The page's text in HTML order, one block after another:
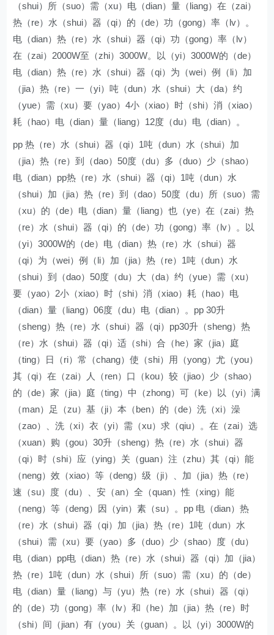
（shui）所（suo）需（xu）电（dian）量（liang）在（zai）
热（re）水（shui）器（qi）的（de）功（gong）率（lv）。
电（dian）热（re）水（shui）器（qi）功（gong）率（lv）
在（zai）2000W至（zhi）3000W。以（yi）3000W的（de）
电（dian）热（re）水（shui）器（qi）为（wei）例（li）加
（jia）热（re）一（yi）吨（dun）水（shui）大（da）约
（yue）需（xu）要（yao）4小（xiao）时（shi）消（xiao）
耗（hao）电（dian）量（liang）12度（du）电（dian）。
pp 热（re）水（shui）器（qi）1吨（dun）水（shui）加
（jia）热（re）到（dao）50度（du）多（duo）少（shao）
电（dian）pp热（re）水（shui）器（qi）1吨（dun）水
（shui）加（jia）热（re）到（dao）50度（du）所（suo）需
（xu）的（de）电（dian）量（liang）也（ye）在（zai）热
（re）水（shui）器（qi）的（de）功（gong）率（lv）。以
（yi）3000W的（de）电（dian）热（re）水（shui）器
（qi）为（wei）例（li）加（jia）热（re）1吨（dun）水
（shui）到（dao）50度（du）大（da）约（yue）需（xu）
要（yao）2小（xiao）时（shi）消（xiao）耗（hao）电
（dian）量（liang）06度（du）电（dian）。pp 30升
（sheng）热（re）水（shui）器（qi）pp30升（sheng）热
（re）水（shui）器（qi）适（shi）合（he）家（jia）庭
（ting）日（ri）常（chang）使（shi）用（yong）尤（you）
其（qi）在（zai）人（ren）口（kou）较（jiao）少（shao）
的（de）家（jia）庭（ting）中（zhong）可（ke）以（yi）满
（man）足（zu）基（ji）本（ben）的（de）洗（xi）澡
（zao）、洗（xi）衣（yi）需（xu）求（qiu）。在（zai）选
（xuan）购（gou）30升（sheng）热（re）水（shui）器
（qi）时（shi）应（ying）关（guan）注（zhu）其（qi）能
（neng）效（xiao）等（deng）级（ji）、加（jia）热（re）
速（su）度（du）、安（an）全（quan）性（xing）能
（neng）等（deng）因（yin）素（su）。pp 电（dian）热
（re）水（shui）器（qi）加（jia）热（re）1吨（dun）水
（shui）需（xu）要（yao）多（duo）少（shao）度（du）
电（dian）pp电（dian）热（re）水（shui）器（qi）加（jia）
热（re）1吨（dun）水（shui）所（suo）需（xu）的（de）
电（dian）量（liang）与（yu）热（re）水（shui）器（qi）
的（de）功（gong）率（lv）和（he）加（jia）热（re）时
（shi）间（jian）有（you）关（guan）。以（yi）3000W的